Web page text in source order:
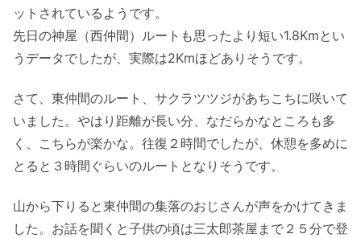
ットされているようです。
先日の神屋（西仲間）ルートも思ったより短い1.8Kmとい
うデータでしたが、実際は2Kmほどありそうです。
さて、東仲間のルート、サクラツツジがあちこちに咲いて
いました。やはり距離が長い分、なだらかなところも多
く、こちらが楽かな。往復２時間でしたが、休憩を多めに
とると３時間ぐらいのルートとなりそうです。
山から下りると東仲間の集落のおじさんが声をかけてきま
した。お話を聞くと子供の頃は三太郎茶屋まで２５分で登